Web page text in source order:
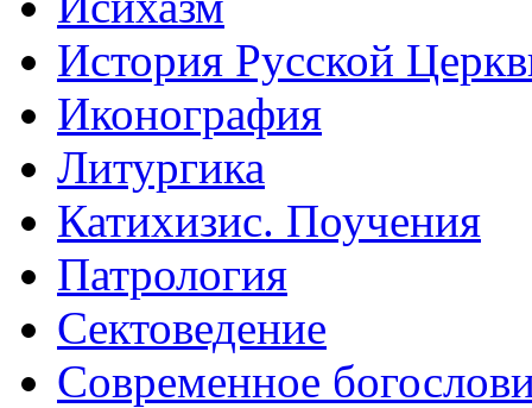
История Русской
Иконография
Литургика
Катихизис. Поучения
Патрология
Сектоведение
Современное